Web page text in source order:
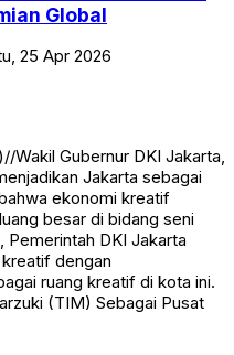
Global
25 Apr 2026
Wakil Gubernur DKI Jakarta,
Jakarta sebagai
ekonomi kreatif
besar di bidang seni
Pemerintah DKI Jakarta
dengan
ruang kreatif di kota ini.
(TIM) Sebagai Pusat